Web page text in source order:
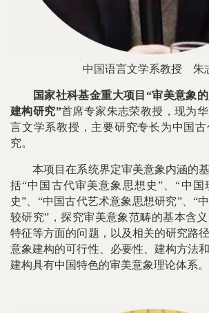
中国语言文学系教授 朱
国家社科基金重大项目“审美意象
建构研究”首席专家朱志荣教授，现为
言文学系教授，主要研究专长为中国
究。
本项目在系统界定审美意象内涵的基
括“中国古代审美意象思想史”、“中
史”、“中国古代艺术意象思想研究”、“
较研究”，探究审美意象范畴的基本含
特征等方面的问题，以及相关的研究路
意象建构的可行性、必要性、建构方法
建构具有中国特色的审美意象理论体系。